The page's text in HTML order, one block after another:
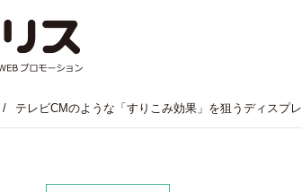
/ テレビCMのような「すりこみ効果」を狙うディスプ